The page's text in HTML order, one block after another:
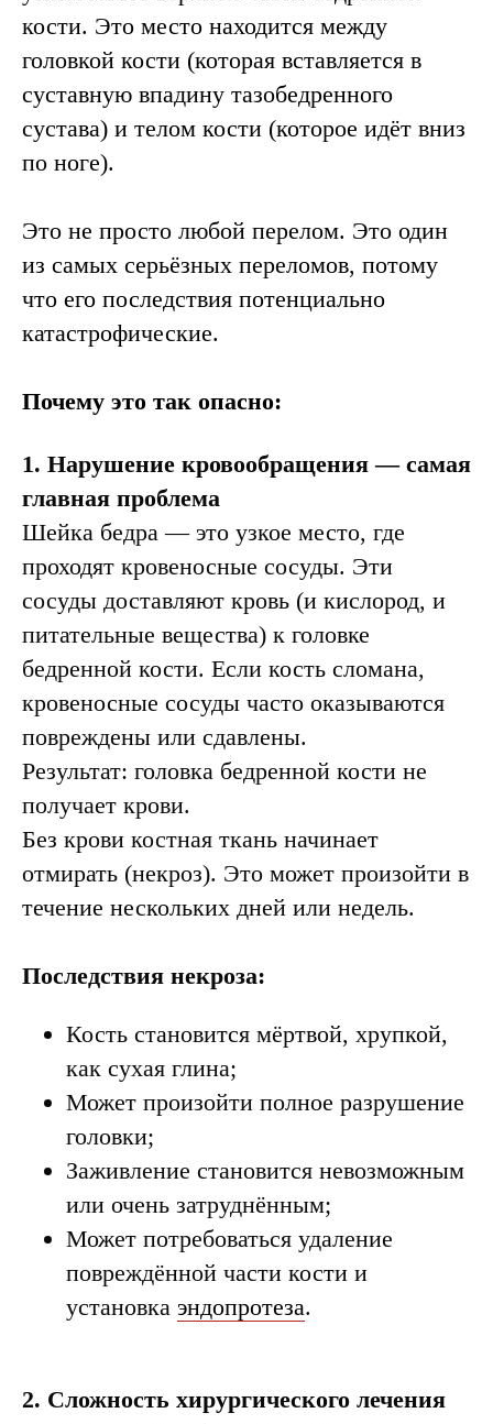
кости. Это место находится между
головкой кости (которая вставляется в
суставную впадину тазобедренного
сустава) и телом кости (которое идёт вниз
по ноге).
Это не просто любой перелом. Это один
из самых серьёзных переломов, потому
что его последствия потенциально
катастрофические.
Почему это так опасно:
1. Нарушение кровообращения — самая
главная проблема
Шейка бедра — это узкое место, где
проходят кровеносные сосуды. Эти
сосуды доставляют кровь (и кислород, и
питательные вещества) к головке
бедренной кости. Если кость сломана,
кровеносные сосуды часто оказываются
повреждены или сдавлены.
Результат: головка бедренной кости не
получает крови.
Без крови костная ткань начинает
отмирать (некроз). Это может произойти в
течение нескольких дней или недель.
Последствия некроза:
Кость становится мёртвой, хрупкой,
как сухая глина;
Может произойти полное разрушение
головки;
Заживление становится невозможным
или очень затруднённым;
Может потребоваться удаление
повреждённой части кости и
установка эндопротеза.
2. Сложность хирургического лечения